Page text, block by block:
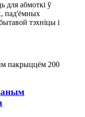
для абмоткі ў
пад'ёмных
тэхніцы і